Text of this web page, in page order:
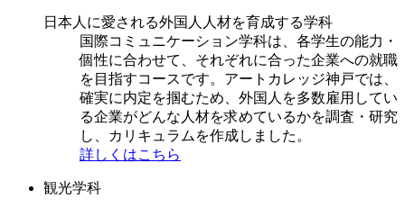
日本人に愛される外国人人材を育成する学科
国際コミュニケーション学科は、各学生の能力・
個性に合わせて、それぞれに合った企業への就職
を目指すコースです。アートカレッジ神戸では、
確実に内定を掴むため、外国人を多数雇用してい
る企業がどんな人材を求めているかを調査・研究
し、カリキュラムを作成しました。
詳しくはこちら
観光学科